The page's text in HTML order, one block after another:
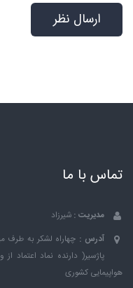
تماس با ما
مدیریت : شیرزاد
آدرس : چهاراه لشکر به طرف
پاژسیر( دارنده نماد
هواپیمایی کشوری